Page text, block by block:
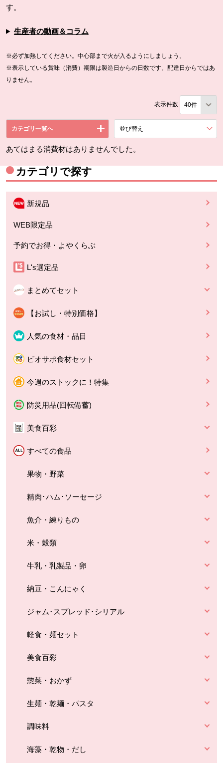
す。
生産者の動画＆コラム
※必ず加熱してください。中心部まで火が入るようにしましょう。
※表示している賞味（消費）期限は製造日からの日数です。配達日からではあ
りません。
表示件数
カテゴリ一覧へ 並び替え
あてはまる消費材はありませんでした。
カテゴリで探す
新規品
WEB限定品
予約でお得・よやくらぶ
L's選定品
まとめてセット
【お試し・特別価格】
人気の食材・品目
ビオサポ食材セット
今週のストックに！特集
防災用品(回転備蓄)
美食百彩
すべての食品
果物・野菜
精肉･ハム･ソーセージ
魚介・練りもの
米・穀類
牛乳・乳製品・卵
納豆・こんにゃく
ジャム･スプレッド･シリアル
軽食・麺セット
美食百彩
惣菜・おかず
生麺・乾麺・パスタ
調味料
海藻・乾物・だし